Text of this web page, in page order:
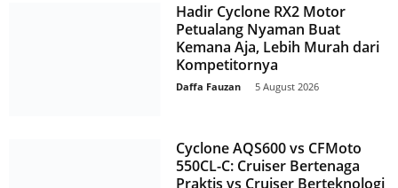
Hadir Cyclone RX2 Motor
Petualang Nyaman Buat
Kemana Aja, Lebih Murah dari
Kompetitornya
Daffa Fauzan 5 August 2026
Cyclone AQS600 vs CFMoto
550CL-C: Cruiser Bertenaga
Praktis vs Cruiser Berteknologi